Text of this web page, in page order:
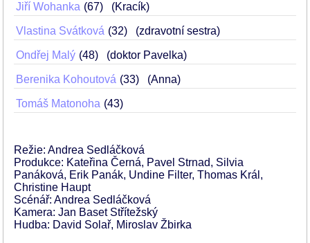
Jiří Wohanka 67 (Kracík)
Vlastina Svátková 32 (zdravotní sestra)
Ondřej Malý 48 (doktor Pavelka)
Berenika Kohoutová 33 (Anna)
Tomáš Matonoha 43
Režie: Andrea Sedláčková
Produkce: Kateřina Černá, Pavel Strnad, Silvia
Panáková, Erik Panák, Undine Filter, Thomas Král,
Christine Haupt
Scénář: Andrea Sedláčková
Kamera: Jan Baset Střítežský
Hudba: David Solař, Miroslav Žbirka